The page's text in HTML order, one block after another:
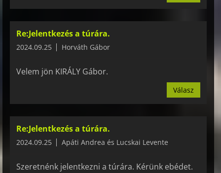
Re:Jelentkezés a túrára.
2024.09.25 Horváth Gábor
Velem jön KIRÁLY Gábor.
Válasz
Re:Jelentkezés a túrára.
2024.09.25 Apáti Andrea és Lucskai Levente
Szeretnénk jelentkezni a túrára. Kérünk ebédet.